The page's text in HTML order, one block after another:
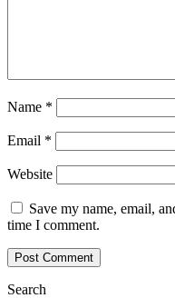
Name *
Email *
Website
Save my name, email,
time I comment.
Search